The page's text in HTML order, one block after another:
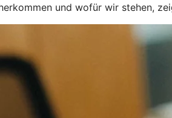
und wofür wir stehen,